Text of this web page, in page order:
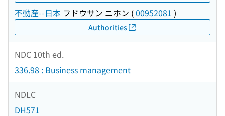
不動産--日本 フドウサン ニホン (00952081 )
Authorities
NDC 10th ed.
336.98 : Business management
NDLC
DH571